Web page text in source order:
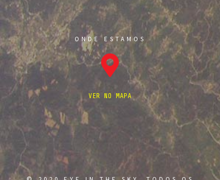
ONDE ESTAMOS
VER NO MAPA